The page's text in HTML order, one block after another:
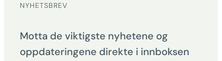
NYHETSBREV
Motta de viktigste nyhetene og
oppdateringene direkte i innboksen